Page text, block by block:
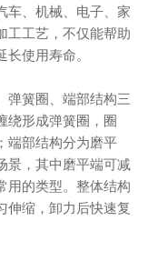
车、机械、电子、家
工工艺，不仅能帮助
使用寿命。
弹簧圈、端部结构三
绕形成弹簧圈，圈
端部结构分为磨平
景，其中磨平端可减
用的类型。整体结构
伸缩，卸力后快速复